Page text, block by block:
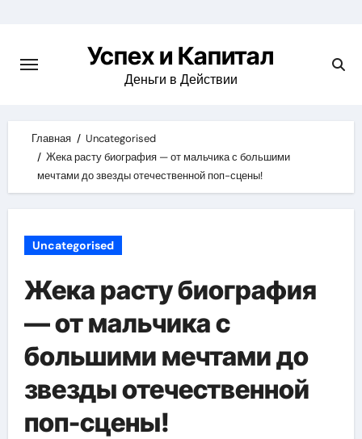
content
Успех и Капитал
Деньги в Действии
Главная
Uncategorised
Жека расту биография — от мальчика с большими
мечтами до звезды отечественной поп-сцены!
Uncategorised
Жека расту биография
— от мальчика с
большими мечтами до
звезды отечественной
поп-сцены!